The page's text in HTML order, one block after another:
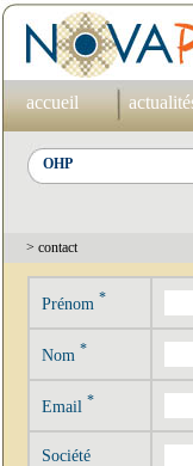
accueil
> contact
Prénom *
Nom *
Email *
Société